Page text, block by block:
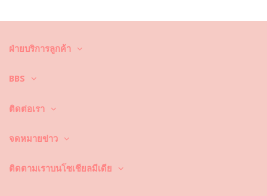
คำแนะนำในการดูแลสำหรับ: Rio de Sol Top Dots-Orange
คุณต้องการเพลิดเพลินไปกับชุดบิกินี่ที่ยังคงดูใหม่และมีสีสันสวยสดใส
มากกว่าหนึ่งฤดูกาลใช่หรือ? ถ้าเป็นเช่นนั้น คุณต้องเรียนรู้วิธีการดูแลชุดบิกินี่
ที่สวยสดใสของชุดบิกินี่ แม้จะพูดอย่างนี้ แต่จะทำอย่างไรล่ะ ให้ชุดบิกินี่มีอายุ
ประการแรก : หลีกเลี่ยงการนั่งบริเวณที่มีพื้นผิวขรุขระ เมื่อคุณต้องการที่จะ
ผิวที่มีลักษณะขรุขระ เช่น พื้นคอนกรีตหิน (ขอบสระว่ายน้ำ) หรือไม้ (เศษไม้!)
อาจทำให้เนื้อผ้าของชุดว่ายน้ำ ได้รับความเสียหายได้
ซักและทำความสะอาดอย่างไร? หลังจากการใช้งานทุกครั้ง ให้ล้างบิกินี่ในน้ำ
ฝ่ายบริการลูกค้า
BBS
ติดต่อเรา
จดหมายข่าว
ติดตามเราบนโซเชียลมีเดีย